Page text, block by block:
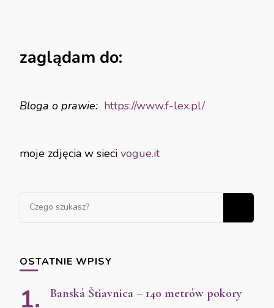
zaglądam do:
Bloga o prawie: https://www.f-lex.pl/
moje zdjęcia w sieci vogue.it
OSTATNIE WPISY
Banská Štiavnica – 140 metrów pokory